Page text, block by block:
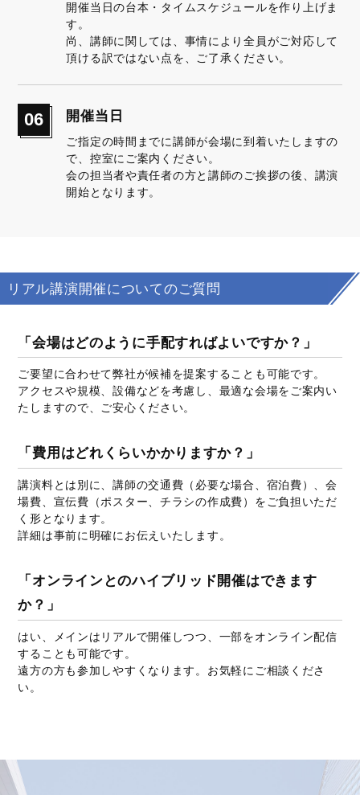
開催当日の台本・タイムスケジュールを作り上げま
す。
尚、講師に関しては、事情により全員がご対応して
頂ける訳ではない点を、ご了承ください。
06 開催当日
ご指定の時間までに講師が会場に到着いたしますの
で、控室にご案内ください。
会の担当者や責任者の方と講師のご挨拶の後、講演
開始となります。
リアル講演開催についてのご質問
「会場はどのように手配すればよいですか？」
ご要望に合わせて弊社が候補を提案することも可能です。
アクセスや規模、設備などを考慮し、最適な会場をご案内い
たしますので、ご安心ください。
「費用はどれくらいかかりますか？」
講演料とは別に、講師の交通費（必要な場合、宿泊費）、会
場費、宣伝費（ポスター、チラシの作成費）をご負担いただ
く形となります。
詳細は事前に明確にお伝えいたします。
「オンラインとのハイブリッド開催はできます
か？」
はい、メインはリアルで開催しつつ、一部をオンライン配信
することも可能です。
遠方の方も参加しやすくなります。お気軽にご相談くださ
い。